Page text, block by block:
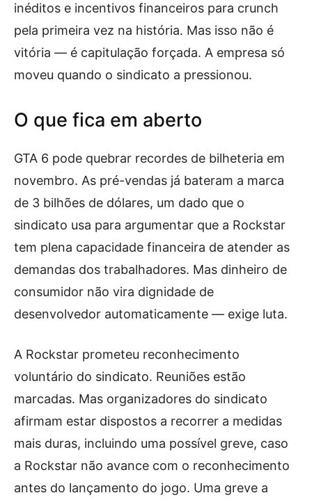
inéditos e incentivos financeiros para crunch
pela primeira vez na história. Mas isso não é
vitória — é capitulação forçada. A empresa só
moveu quando o sindicato a pressionou.
O que fica em aberto
GTA 6 pode quebrar recordes de bilheteria em
novembro. As pré-vendas já bateram a marca
de 3 bilhões de dólares, um dado que o
sindicato usa para argumentar que a Rockstar
tem plena capacidade financeira de atender as
demandas dos trabalhadores. Mas dinheiro de
consumidor não vira dignidade de
desenvolvedor automaticamente — exige luta.
A Rockstar prometeu reconhecimento
voluntário do sindicato. Reuniões estão
marcadas. Mas organizadores do sindicato
afirmam estar dispostos a recorrer a medidas
mais duras, incluindo uma possível greve, caso
a Rockstar não avance com o reconhecimento
antes do lançamento do jogo. Uma greve a